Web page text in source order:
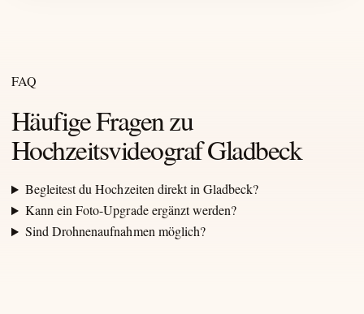
FAQ
Häufige Fragen zu
Hochzeitsvideograf Gladbeck
Begleitest du Hochzeiten direkt in Gladbeck?
Kann ein Foto-Upgrade ergänzt werden?
Sind Drohnenaufnahmen möglich?